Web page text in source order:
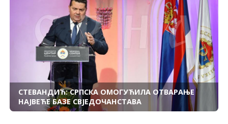
СТЕВАНДИЋ: СРПСКА ОМОГУЋИЛА ОТВАРАЊЕ
НАЈВЕЋЕ БАЗЕ СВЈЕДОЧАНСТАВА